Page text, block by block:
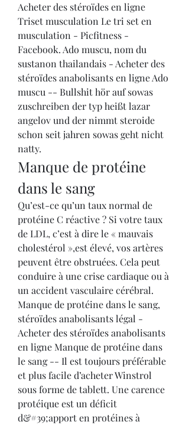
Acheter des stéroïdes en ligne
Triset musculation Le tri set en
musculation - Picfitness -
Facebook. Ado muscu, nom du
sustanon thailandais - Acheter des
stéroïdes anabolisants en ligne Ado
muscu -- Bullshit hör auf sowas
zuschreiben der typ heißt lazar
angelov und der nimmt steroide
schon seit jahren sowas geht nicht
natty.
Manque de protéine
dans le sang
Qu’est-ce qu’un taux normal de
protéine C réactive ? Si votre taux
de LDL, c’est à dire le « mauvais
cholestérol »,est élevé, vos artères
peuvent être obstruées. Cela peut
conduire à une crise cardiaque ou à
un accident vasculaire cérébral.
Manque de protéine dans le sang,
stéroïdes anabolisants légal -
Acheter des stéroïdes anabolisants
en ligne Manque de protéine dans
le sang -- Il est toujours préférable
et plus facile d’acheter Winstrol
sous forme de tablett. Une carence
protéique est un déficit
d&#39;apport en protéines à